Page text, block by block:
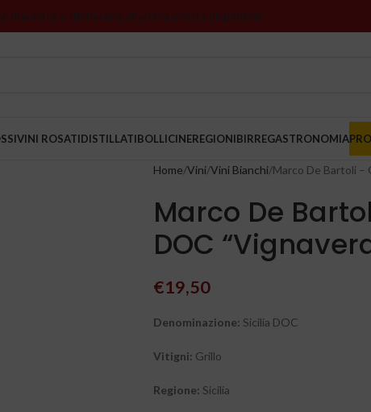
di annata si riferiscono all’ultima annata disponibile
VINI ROSATIDISTILLATIBOLLICINEREGIONIBIRREGASTRONOMIA
Home Vini Vini Bianchi Marco De Bartoli –
Marco De
DOC
€19,50
Denominazione: Sicilia DOC
Vitigni: Grillo
Regione: Sicilia